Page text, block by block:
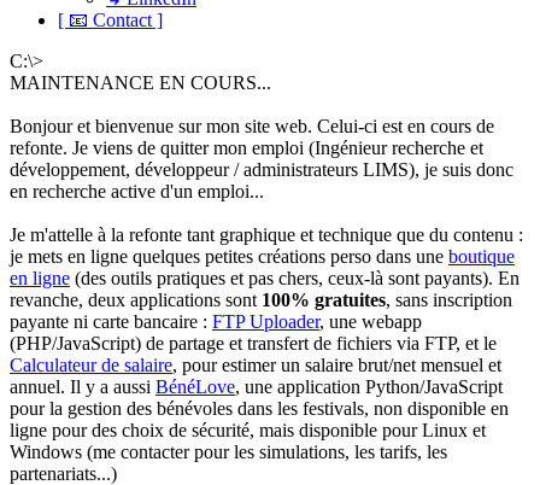
[ 📧 Contact ]
C:\>
MAINTENANCE EN COURS...
Bonjour et bienvenue sur mon site web. Celui-ci est en cours de
refonte. Je viens de quitter mon emploi (Ingénieur recherche et
développement, développeur / administrateurs LIMS), je suis donc
en recherche active d'un emploi...
Je m'attelle à la refonte tant graphique et technique que du contenu :
je mets en ligne quelques petites créations perso dans une boutique
en ligne (des outils pratiques et pas chers, ceux-là sont payants). En
revanche, deux applications sont 100% gratuites, sans inscription
payante ni carte bancaire : FTP Uploader, une webapp
(PHP/JavaScript) de partage et transfert de fichiers via FTP, et le
Calculateur de salaire, pour estimer un salaire brut/net mensuel et
annuel. Il y a aussi BénéLove, une application Python/JavaScript
pour la gestion des bénévoles dans les festivals, non disponible en
ligne pour des choix de sécurité, mais disponible pour Linux et
Windows (me contacter pour les simulations, les tarifs, les
partenariats...)